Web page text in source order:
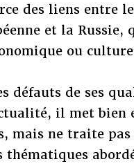
des liens entre
et la Russie,
ou
défauts de ses
il met bien
mais ne traite pas
thématiques